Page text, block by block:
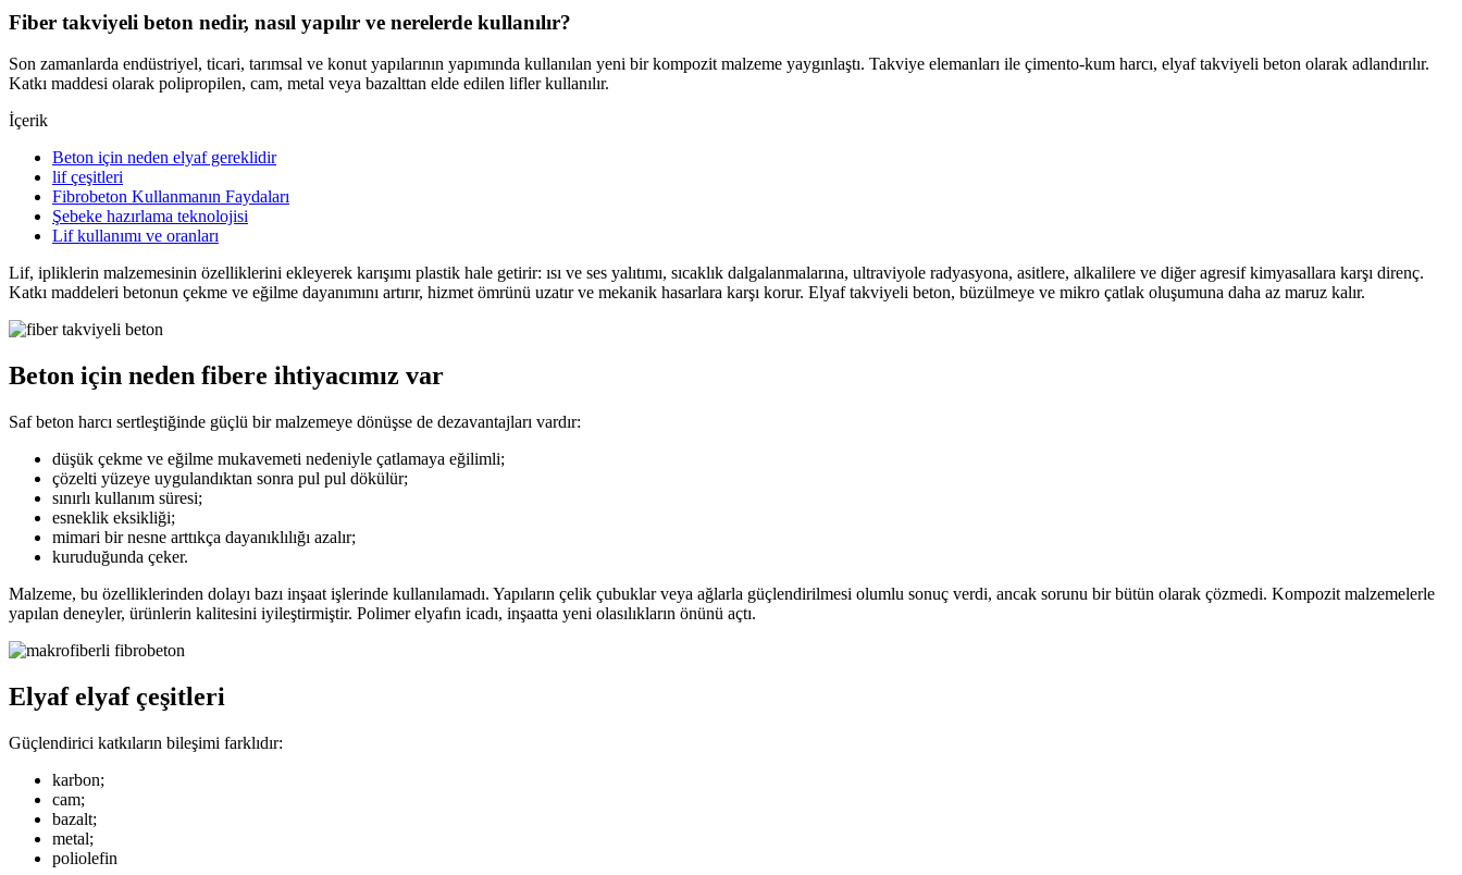
Fiber takviyeli beton nedir, nasıl yapılır ve nerelerde kullanılır?
Son zamanlarda endüstriyel, ticari, tarımsal ve konut yapılarının yapımında kullanılan yeni bir kompozit malzeme yaygınlaştı. Takviye elemanları ile çimento-kum harcı, elyaf takviyeli beton olarak adlandırılır.
Katkı maddesi olarak polipropilen, cam, metal veya bazalttan elde edilen lifler kullanılır.
İçerik
Beton için neden elyaf gereklidir
lif çeşitleri
Fibrobeton Kullanmanın Faydaları
Şebeke hazırlama teknolojisi
Lif kullanımı ve oranları
Lif, ipliklerin malzemesinin özelliklerini ekleyerek karışımı plastik hale getirir: ısı ve ses yalıtımı, sıcaklık dalgalanmalarına, ultraviyole radyasyona, asitlere, alkalilere ve diğer agresif kimyasallara karşı direnç.
Katkı maddeleri betonun çekme ve eğilme dayanımını artırır, hizmet ömrünü uzatır ve mekanik hasarlara karşı korur. Elyaf takviyeli beton, büzülmeye ve mikro çatlak oluşumuna daha az maruz kalır.
Beton için neden fibere ihtiyacımız var
Saf beton harcı sertleştiğinde güçlü bir malzemeye dönüşse de dezavantajları vardır:
düşük çekme ve eğilme mukavemeti nedeniyle çatlamaya eğilimli;
çözelti yüzeye uygulandıktan sonra pul pul dökülür;
sınırlı kullanım süresi;
esneklik eksikliği;
mimari bir nesne arttıkça dayanıklılığı azalır;
kuruduğunda çeker.
Malzeme, bu özelliklerinden dolayı bazı inşaat işlerinde kullanılamadı. Yapıların çelik çubuklar veya ağlarla güçlendirilmesi olumlu sonuç verdi, ancak sorunu bir bütün olarak çözmedi. Kompozit malzemelerle
yapılan deneyler, ürünlerin kalitesini iyileştirmiştir. Polimer elyafın icadı, inşaatta yeni olasılıkların önünü açtı.
Elyaf elyaf çeşitleri
Güçlendirici katkıların bileşimi farklıdır:
karbon;
cam;
bazalt;
metal;
poliolefin